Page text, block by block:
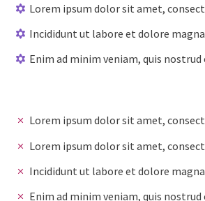
Lorem ipsum dolor sit amet,
Incididunt ut labore et dolore
Enim ad minim veniam, quis
Lorem ipsum dolor sit amet,
Lorem ipsum dolor sit amet,
Incididunt ut labore et dolore
Enim ad minim veniam, quis